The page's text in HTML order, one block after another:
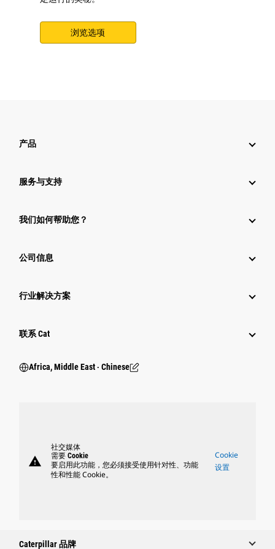
浏览选项
产品
服务与支持
我们如何帮助您？
公司信息
行业解决方案
联系 Cat
Africa, Middle East ‧ Chinese
warning
社交媒体
需要 Cookie
要启用此功能，您必须接受使用针对性、功能
性和性能 Cookie。
Cookie
设置
Caterpillar 品牌